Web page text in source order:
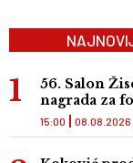
56. Salon
nagrada za
15:00 08.08.2026